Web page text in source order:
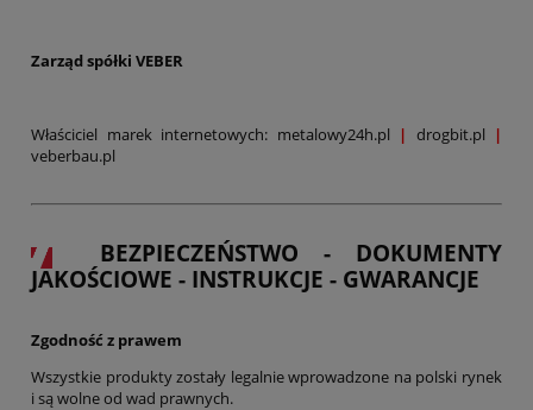
Zarząd spółki VEBER
Właściciel marek internetowych: metalowy24h.pl | drogbit.pl
|
veberbau.pl
BEZPIECZEŃSTWO - DOKUMENTY
JAKOŚCIOWE - INSTRUKCJE - GWARANCJE
Zgodność z prawem
Wszystkie produkty zostały legalnie wprowadzone na polski rynek
i są wolne od wad prawnych.